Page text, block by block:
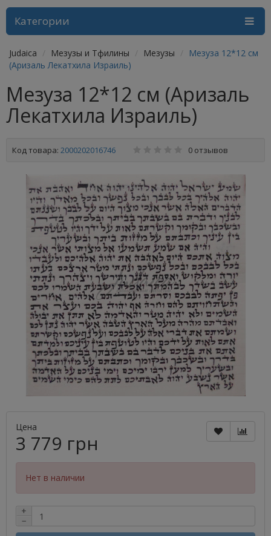
Категории
Judaica Мезузы и Тфилины Мезузы
Мезуза 12*12 см
(Аризаль Лекатхила Израиль)
Мезуза 12*12 см (Аризаль
Лекатхила Израиль)
Код товара: 2000202016746 0 отзывов
Цена
3 779 грн
Нет в наличии
+
−